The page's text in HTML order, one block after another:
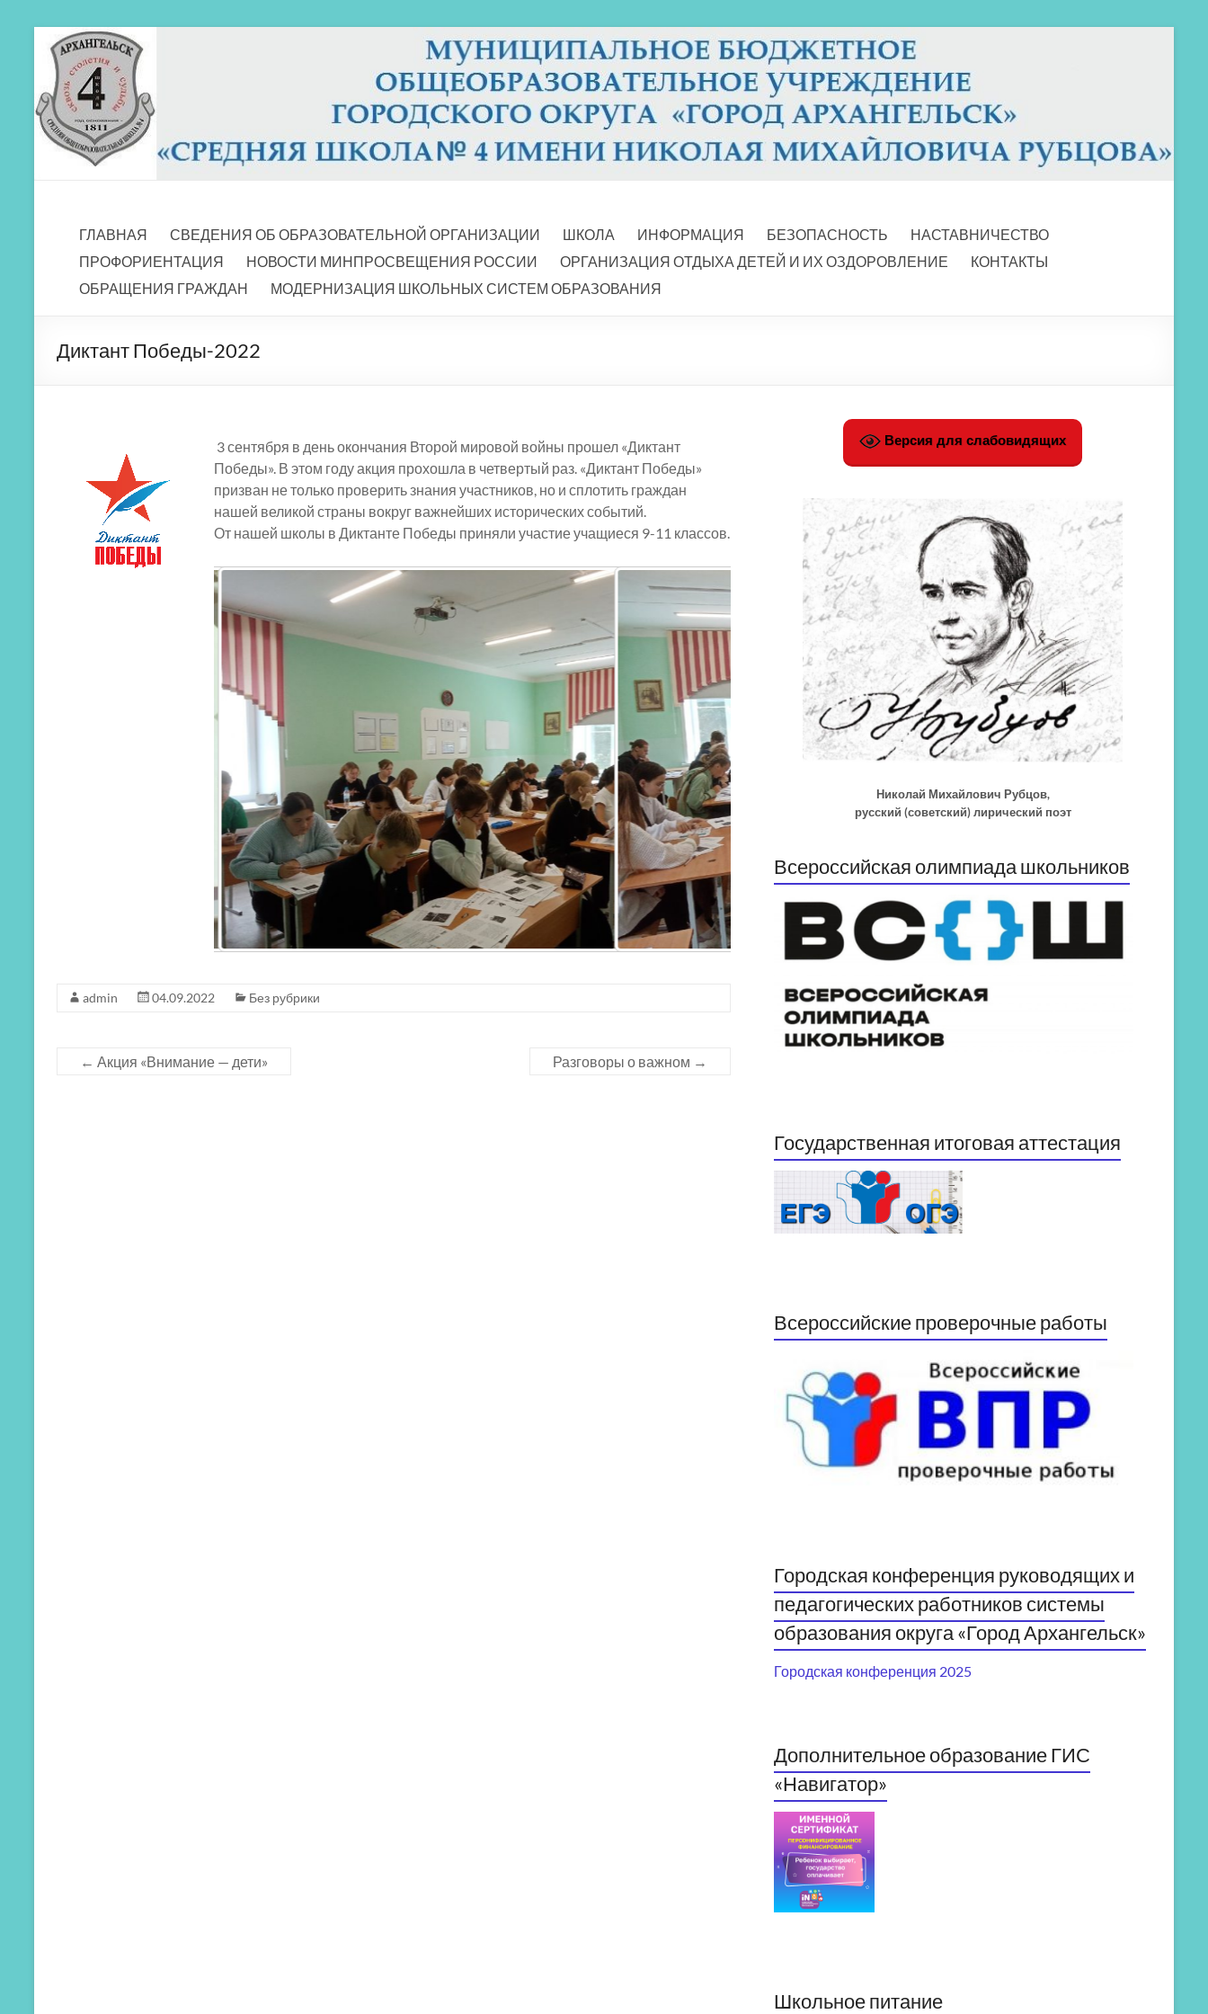
Перейти
содержимому
МБОУ СШ 4
ГЛАВНАЯ
СВЕДЕНИЯ ОБ ОБРАЗОВАТЕЛЬНОЙ ОРГАНИЗАЦИИ ШКОЛА ИНФОРМАЦИЯ БЕЗОПАСНОСТЬ
НАСТАВНИЧЕСТВО
ПРОФОРИЕНТАЦИЯ
НОВОСТИ МИНПРОСВЕЩЕНИЯ РОССИИ ОРГАНИЗАЦИЯ ОТДЫХА ДЕТЕЙ И ИХ ОЗДОРОВЛЕНИЕ
КОНТАКТЫ
ОБРАЩЕНИЯ ГРАЖДАН
МОДЕРНИЗАЦИЯ ШКОЛЬНЫХ СИСТЕМ ОБРАЗОВАНИЯ
Диктант Победы-2022
3 сентября в день окончания Второй мировой войны прошел «Диктант
Победы». В этом году акция прохошла в четвертый раз. «Диктант Победы»
призван не только проверить знания участников, но и сплотить граждан
нашей великой страны вокруг важнейших исторических событий.
От нашей школы в Диктанте Победы приняли участие учащиеся 9-11 классов.
admin 04.09.2022 Без рубрики
← Акция «Внимание — дети» Разговоры о важном →
Версия для слабовидящих
Николай Михайлович Рубцов,
русский (советский) лирический поэт
Всероссийская олимпиада школьников
Государственная итоговая аттестация
Всероссийские проверочные работы
Городская конференция руководящих и
педагогических работников системы
образования округа «Город Архангельск»
Городская конференция 2025
Дополнительное образование ГИС
«Навигатор»
Школьное питание